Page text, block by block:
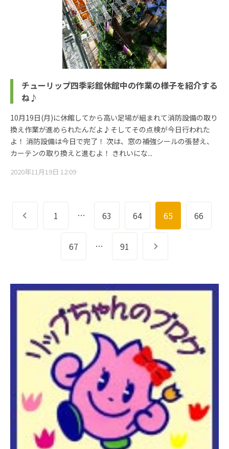
チューリップ四季彩館休館中の作業の様子を紹介する
ね♪
10月19日(月)に休館してから高い足場が組まれて消防設備の取り
換え作業が進められたんだよ♪そしてその点検が今日行われた
よ！ 消防設備は今日で完了！ 次は、窓の補強シールの張替え、
カーテンの取り換えと進むよ！ きれいにな...
2020年11月19日 12:09
1 … 63 64 65 66
67 … 91